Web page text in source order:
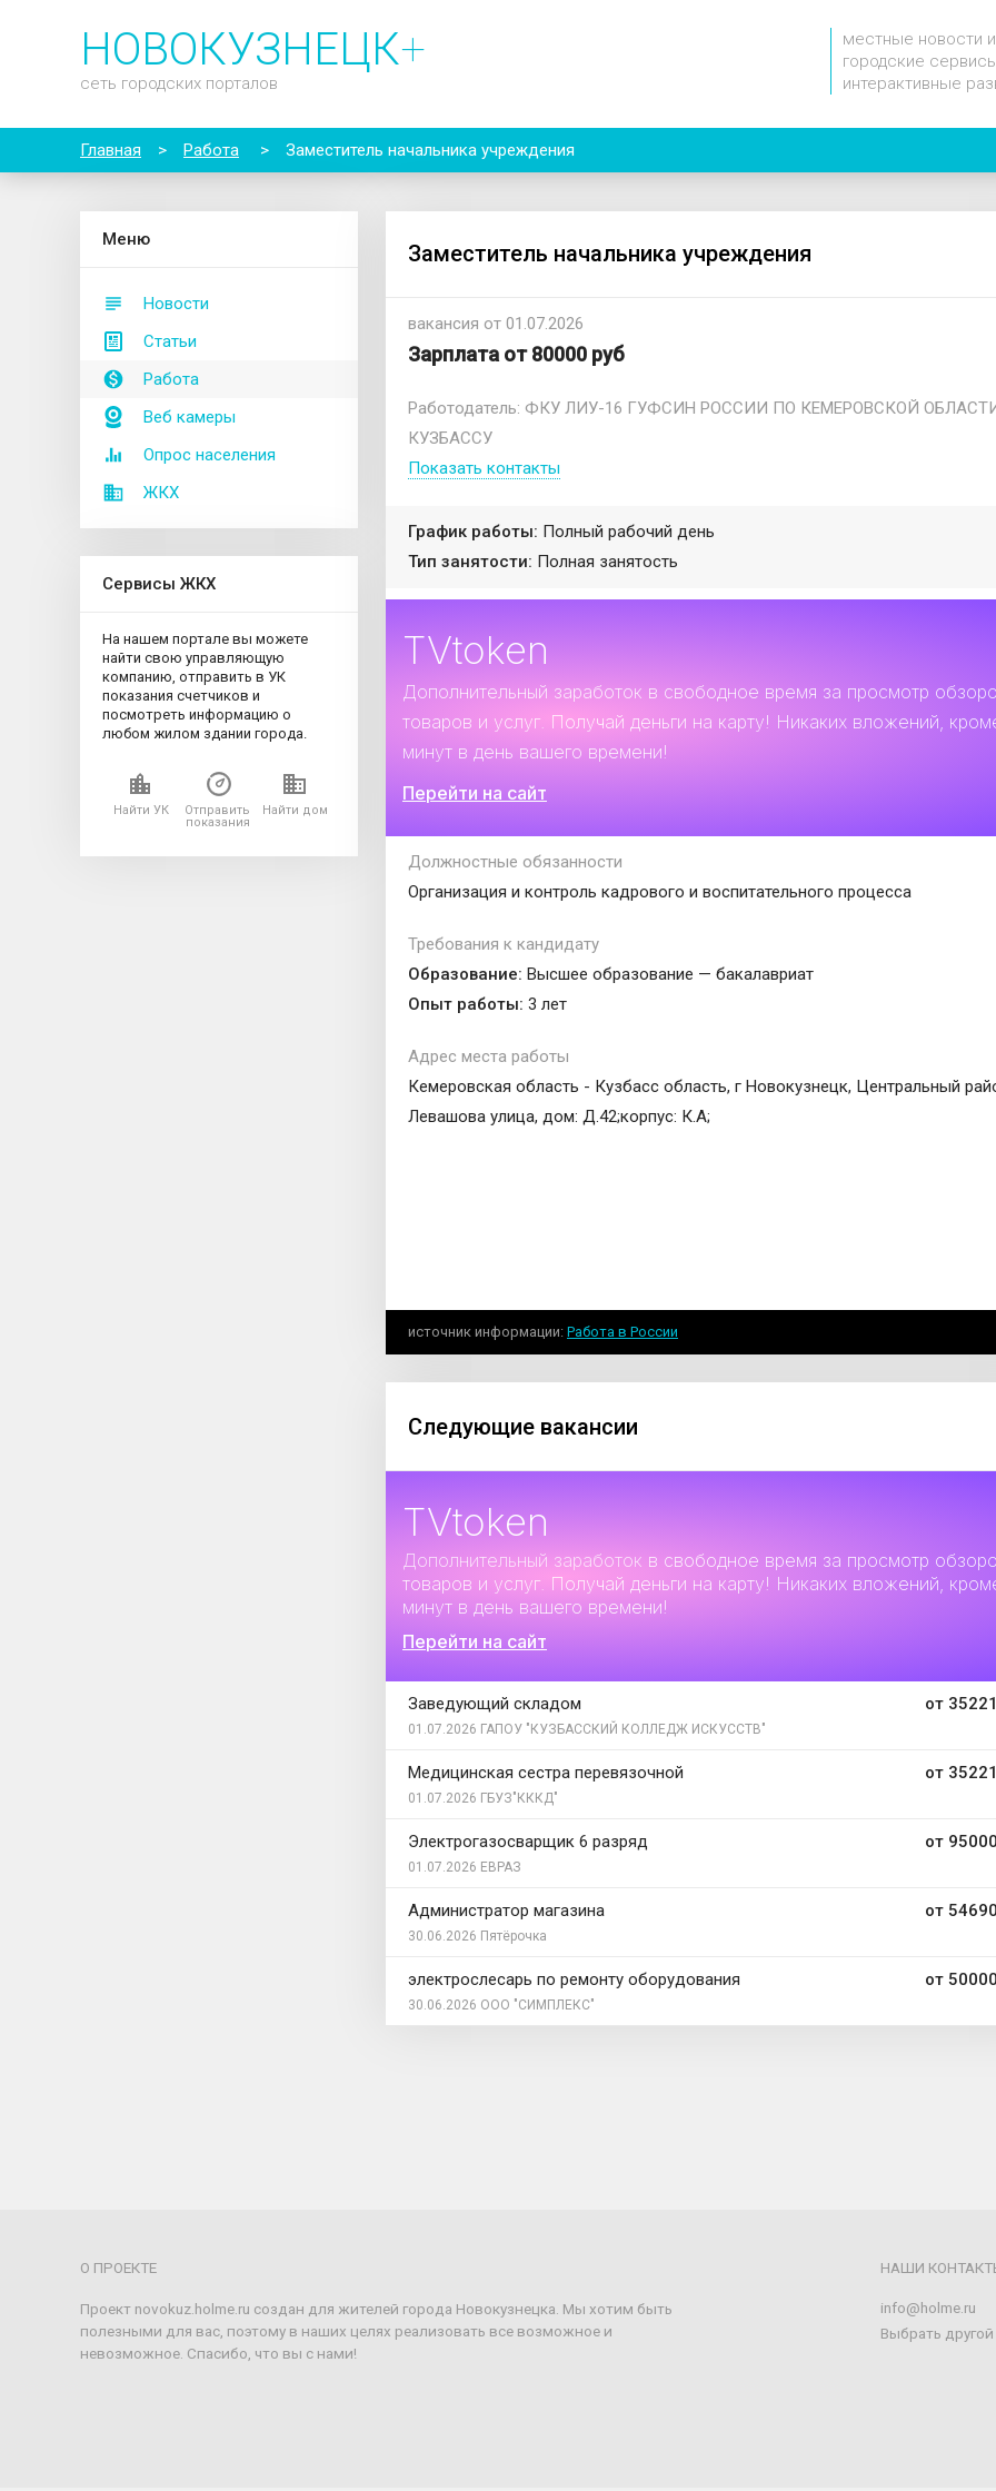
НОВОКУЗНЕЦК+
сеть городских порталов
местные новости
городские
интерактивные
Главная > Работа > Заместитель начальника учреждения
Меню
Новости
Статьи
Работа
Веб камеры
Опрос населения
ЖКХ
Сервисы ЖКХ
На нашем портале вы можете
найти свою управляющую
компанию, отправить в УК
показания счетчиков и
посмотреть информацию о
любом жилом здании города.
Найти УК
Отправить
показания
Найти дом
Заместитель начальника учреждения
вакансия от 01.07.2026
Зарплата от 80000 руб
Работодатель: ФКУ ЛИУ-16 ГУФСИН РОССИИ ПО КЕМЕРОВСКОЙ
КУЗБАССУ
Показать контакты
График работы: Полный рабочий день
Тип занятости: Полная занятость
TVtoken
Дополнительный заработок в свободное время за просмотр
товаров и услуг. Получай деньги на карту! Никаких вложений,
минут в день вашего времени!
Перейти на сайт
Должностные обязанности
Организация и контроль кадрового и воспитательного процесса
Требования к кандидату
Образование: Высшее образование — бакалавриат
Опыт работы: 3 лет
Адрес места работы
Кемеровская область - Кузбасс область, г Новокузнецк, Центральный
Левашова улица, дом: Д.42;корпус: К.А;
источник информации Работа в России
Следующие вакансии
TVtoken
Дополнительный заработок в свободное время за просмотр
товаров и услуг. Получай деньги на карту! Никаких вложений,
минут в день вашего времени!
Перейти на сайт
от
Заведующий складом
01.07.2026 ГАПОУ "КУЗБАССКИЙ КОЛЛЕДЖ ИСКУССТВ"
от
Медицинская сестра перевязочной
01.07.2026 ГБУЗ"КККД"
от
Электрогазосварщик 6 разряд
01.07.2026 ЕВРАЗ
от
Администратор магазина
30.06.2026 Пятёрочка
от
электрослесарь по ремонту оборудования
30.06.2026 ООО "СИМПЛЕКС"
О ПРОЕКТЕ
Проект novokuz.holme.ru создан для жителей города Новокузнецка. Мы хотим быть
полезными для вас, поэтому в наших целях реализовать все возможное и
невозможное. Спасибо, что вы с нами!
НАШИ
info@holme.ru
Выбрать